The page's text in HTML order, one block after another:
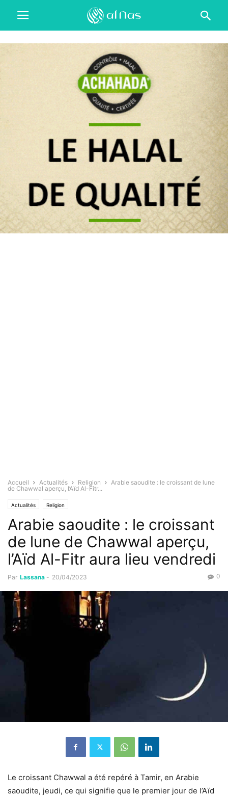
Accueil Actualités Religion
Arabie saoudite : le croissant de lune
de Chawwal aperçu, l’Aïd Al-Fitr...
Actualités Religion
Arabie saoudite : le croissant
de lune de Chawwal aperçu,
l’Aïd Al-Fitr aura lieu vendredi
Par Lassana - 20/04/2023 0
Le croissant Chawwal a été repéré à Tamir, en Arabie
saoudite, jeudi, ce qui signifie que le premier jour de l’Aïd